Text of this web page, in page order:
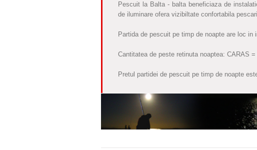
Pescuit la Balta - balta beneficiaza de
de iluminare ofera vizibiltate confortabila
Partida de pescuit pe timp de noapte are loc in
Cantitatea de peste retinuta noaptea: CARAS
Pretul partidei de pescuit pe timp de noapte